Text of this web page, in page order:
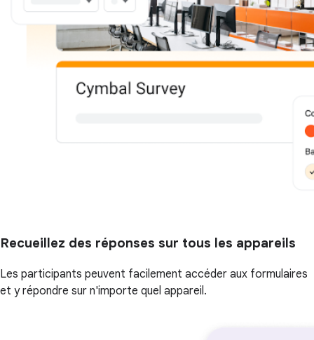
Recueillez des réponses sur tous les appareils
Les participants peuvent facilement accéder aux formulaires
et y répondre sur n'importe quel appareil.